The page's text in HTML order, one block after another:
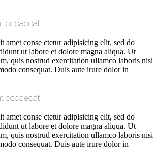
occaecat
amet conse ctetur adipisicing elit, sed do
ut labore et dolore magna aliqua. Ut
quis nostrud exercitation ullamco laboris nisi
consequat. Duis aute irure dolor in
occaecat
amet conse ctetur adipisicing elit, sed do
ut labore et dolore magna aliqua. Ut
quis nostrud exercitation ullamco laboris nisi
consequat. Duis aute irure dolor in